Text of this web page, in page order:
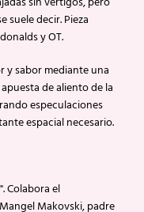
suele decir. Pieza
y OT.
y sabor mediante una
de aliento de la
especulaciones
espacial necesario.
Colabora el
Makovski, padre